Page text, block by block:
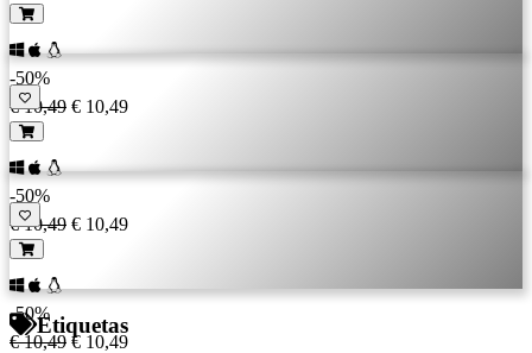
-50%
€ 10,49 € 10,49
-50%
€ 10,49 € 10,49
-50%
€ 10,49 € 10,49
Etiquetas